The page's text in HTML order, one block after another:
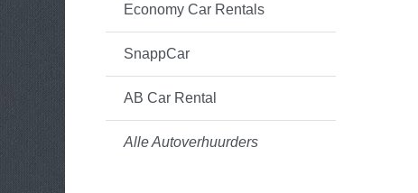
Economy Car Rentals
SnappCar
AB Car Rental
Alle Autoverhuurders